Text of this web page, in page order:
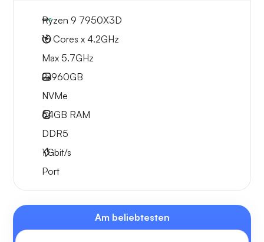
Ryzen 9 7950X3D
16 Cores x 4.2GHz
Max 5.7GHz
2x960GB
NVMe
64GB RAM
DDR5
1Gbit/s
Port
Am beliebtesten